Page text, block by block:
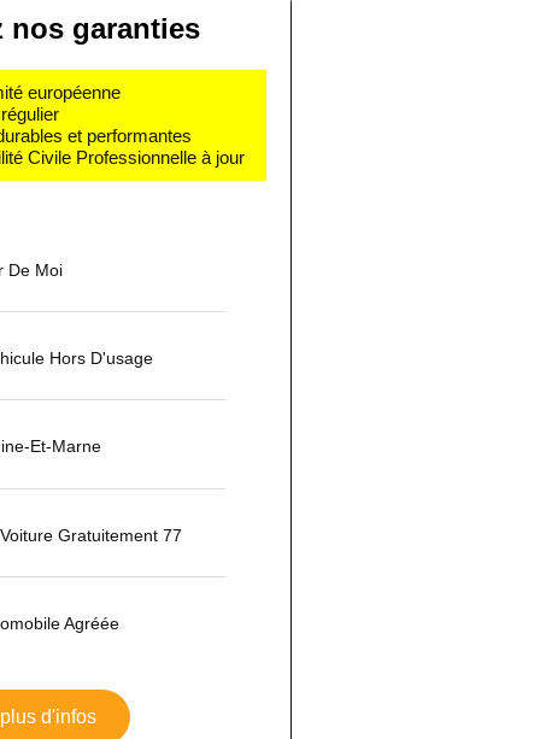
nos garanties
européenne
et performantes
Civile Professionnelle à jour
De Moi
Hors D'usage
Et-Marne
Gratuitement 77
Agréée
d'infos